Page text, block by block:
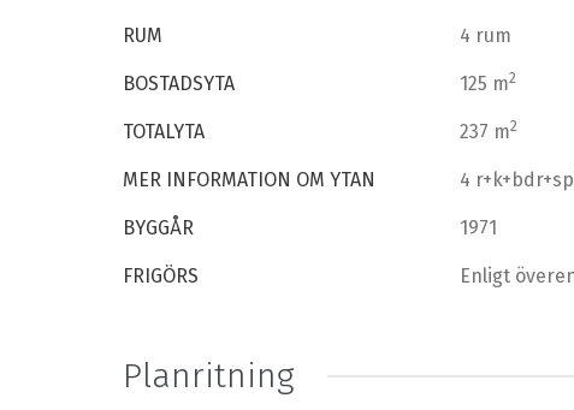
RUM 4 rum
BOSTADSYTA 125 m2
TOTALYTA 237 m2
MER INFORMATION OM YTAN 4
BYGGÅR 1971
FRIGÖRS Enligt
Planritning